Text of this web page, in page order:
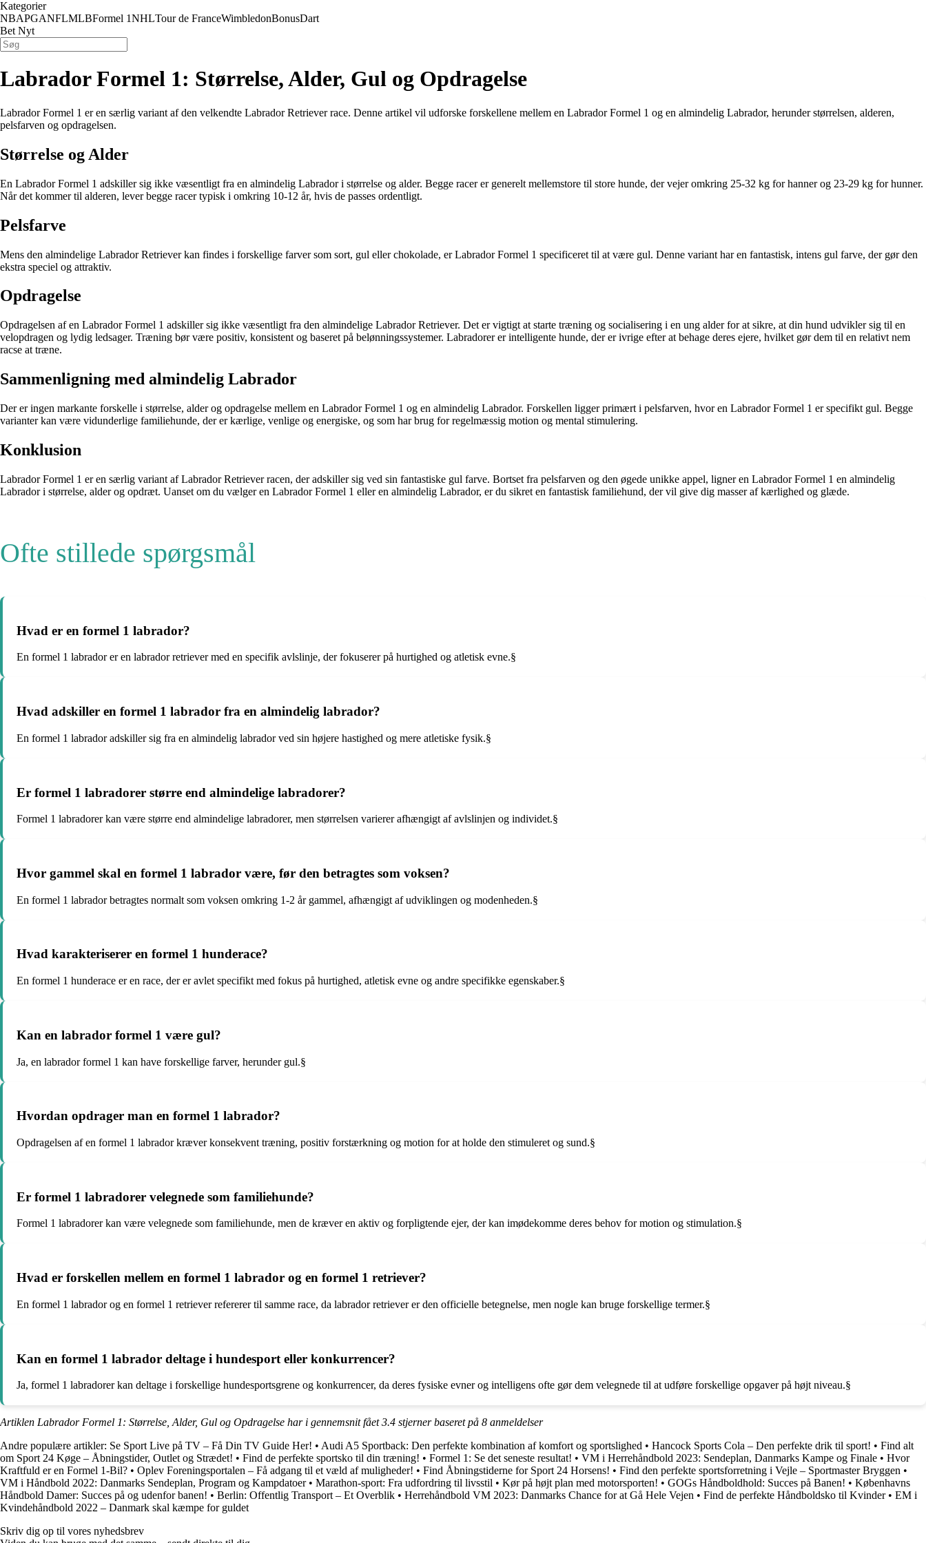
Kategorier
NBAPGANFLMLBFormel 1NHLTour de FranceWimbledonBonusDart
Bet Nyt
Labrador Formel 1: Størrelse, Alder, Gul og Opdragelse
Labrador Formel 1 er en særlig variant af den velkendte Labrador Retriever race. Denne artikel vil udforske forskellene mellem en Labrador Formel 1 og en almindelig Labrador, herunder størrelsen, alderen,
pelsfarven og opdragelsen.
Størrelse og Alder
En Labrador Formel 1 adskiller sig ikke væsentligt fra en almindelig Labrador i størrelse og alder. Begge racer er generelt mellemstore til store hunde, der vejer omkring 25-32 kg for hanner og 23-29 kg for hunner.
Når det kommer til alderen, lever begge racer typisk i omkring 10-12 år, hvis de passes ordentligt.
Pelsfarve
Mens den almindelige Labrador Retriever kan findes i forskellige farver som sort, gul eller chokolade, er Labrador Formel 1 specificeret til at være gul. Denne variant har en fantastisk, intens gul farve, der gør den
ekstra speciel og attraktiv.
Opdragelse
Opdragelsen af en Labrador Formel 1 adskiller sig ikke væsentligt fra den almindelige Labrador Retriever. Det er vigtigt at starte træning og socialisering i en ung alder for at sikre, at din hund udvikler sig til en
velopdragen og lydig ledsager. Træning bør være positiv, konsistent og baseret på belønningssystemer. Labradorer er intelligente hunde, der er ivrige efter at behage deres ejere, hvilket gør dem til en relativt nem
racse at træne.
Sammenligning med almindelig Labrador
Der er ingen markante forskelle i størrelse, alder og opdragelse mellem en Labrador Formel 1 og en almindelig Labrador. Forskellen ligger primært i pelsfarven, hvor en Labrador Formel 1 er specifikt gul. Begge
varianter kan være vidunderlige familiehunde, der er kærlige, venlige og energiske, og som har brug for regelmæssig motion og mental stimulering.
Konklusion
Labrador Formel 1 er en særlig variant af Labrador Retriever racen, der adskiller sig ved sin fantastiske gul farve. Bortset fra pelsfarven og den øgede unikke appel, ligner en Labrador Formel 1 en almindelig
Labrador i størrelse, alder og opdræt. Uanset om du vælger en Labrador Formel 1 eller en almindelig Labrador, er du sikret en fantastisk familiehund, der vil give dig masser af kærlighed og glæde.
Ofte stillede spørgsmål
Hvad er en formel 1 labrador?
En formel 1 labrador er en labrador retriever med en specifik avlslinje, der fokuserer på hurtighed og atletisk evne.§
Hvad adskiller en formel 1 labrador fra en almindelig labrador?
En formel 1 labrador adskiller sig fra en almindelig labrador ved sin højere hastighed og mere atletiske fysik.§
Er formel 1 labradorer større end almindelige labradorer?
Formel 1 labradorer kan være større end almindelige labradorer, men størrelsen varierer afhængigt af avlslinjen og individet.§
Hvor gammel skal en formel 1 labrador være, før den betragtes som voksen?
En formel 1 labrador betragtes normalt som voksen omkring 1-2 år gammel, afhængigt af udviklingen og modenheden.§
Hvad karakteriserer en formel 1 hunderace?
En formel 1 hunderace er en race, der er avlet specifikt med fokus på hurtighed, atletisk evne og andre specifikke egenskaber.§
Kan en labrador formel 1 være gul?
Ja, en labrador formel 1 kan have forskellige farver, herunder gul.§
Hvordan opdrager man en formel 1 labrador?
Opdragelsen af en formel 1 labrador kræver konsekvent træning, positiv forstærkning og motion for at holde den stimuleret og sund.§
Er formel 1 labradorer velegnede som familiehunde?
Formel 1 labradorer kan være velegnede som familiehunde, men de kræver en aktiv og forpligtende ejer, der kan imødekomme deres behov for motion og stimulation.§
Hvad er forskellen mellem en formel 1 labrador og en formel 1 retriever?
En formel 1 labrador og en formel 1 retriever refererer til samme race, da labrador retriever er den officielle betegnelse, men nogle kan bruge forskellige termer.§
Kan en formel 1 labrador deltage i hundesport eller konkurrencer?
Ja, formel 1 labradorer kan deltage i forskellige hundesportsgrene og konkurrencer, da deres fysiske evner og intelligens ofte gør dem velegnede til at udføre forskellige opgaver på højt niveau.§
Artiklen Labrador Formel 1: Størrelse, Alder, Gul og Opdragelse har i gennemsnit fået3.4 stjerner baseret på 8 anmeldelser
Andre populære artikler: Se Sport Live på TV – Få Din TV Guide Her! • Audi A5 Sportback: Den perfekte kombination af komfort og sportslighed • Hancock Sports Cola – Den perfekte drik til sport! • Find alt
om Sport 24 Køge – Åbningstider, Outlet og Strædet! • Find de perfekte sportsko til din træning! • Formel 1: Se det seneste resultat! • VM i Herrehåndbold 2023: Sendeplan, Danmarks Kampe og Finale • Hvor
Kraftfuld er en Formel 1-Bil? • Oplev Foreningsportalen – Få adgang til et væld af muligheder! • Find Åbningstiderne for Sport 24 Horsens! • Find den perfekte sportsforretning i Vejle – Sportmaster Bryggen •
VM i Håndbold 2022: Danmarks Sendeplan, Program og Kampdatoer• Marathon-sport: Fra udfordring til livsstil • Kør på højt plan med motorsporten! • GOGs Håndboldhold: Succes på Banen! • Københavns
Håndbold Damer: Succes på og udenfor banen! • Berlin: Offentlig Transport – Et Overblik • Herrehåndbold VM 2023: Danmarks Chance for at Gå Hele Vejen • Find de perfekte Håndboldsko til Kvinder• EM i
Kvindehåndbold 2022 – Danmark skal kæmpe for guldet
Skriv dig op til vores nyhedsbrev